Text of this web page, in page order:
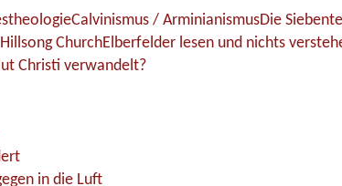
Calvinismus / ArminianismusDie
ChurchElberfelder lesen und nichts
Christi verwandelt?
in die Luft